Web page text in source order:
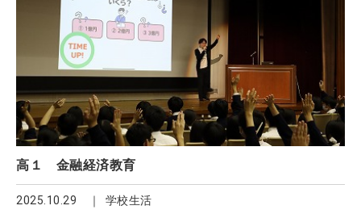
高１ 金融経済教育
2025.10.29 学校生活